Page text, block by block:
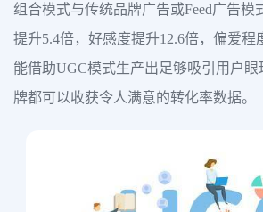
组合模式与传统品牌广告或Feed广告模
提升5.4倍，好感度提升12.6倍，偏爱程
能借助UGC模式生产出足够吸引用户
牌都可以收获令人满意的转化率数据。